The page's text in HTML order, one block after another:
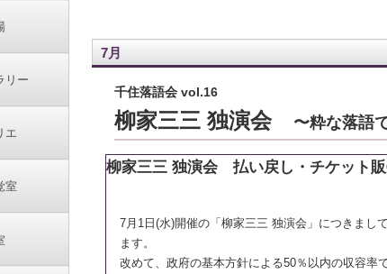
リー
エ
室
7月
千住落語会 vol.16
柳家三三 独演会 〜粋な落語
柳家三三 独演会 払い戻し・チケット
7月1日(水)開催の「柳家三三 独演会」につきまし
ます。
改めて、政府の基本方針による50％以内の収容率